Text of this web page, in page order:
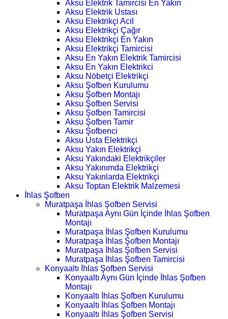
Aksu Elektrik Tamircisi En Yakın
Aksu Elektrik Ustası
Aksu Elektrikçi Acil
Aksu Elektrikçi Çağır
Aksu Elektrikçi En Yakın
Aksu Elektrikçi Tamircisi
Aksu En Yakın Elektrik Tamircisi
Aksu En Yakın Elektrikci
Aksu Nöbetçi Elektrikçi
Aksu Şofben Kurulumu
Aksu Şofben Montajı
Aksu Şofben Servisi
Aksu Şofben Tamircisi
Aksu Şofben Tamir
Aksu Şofbenci
Aksu Usta Elektrikçi
Aksu Yakın Elektrikçi
Aksu Yakındaki Elektrikçiler
Aksu Yakınımda Elektrikçi
Aksu Yakınlarda Elektrikçi
Aksu Toptan Elektrik Malzemesi
İhlas Şofben
Muratpaşa İhlas Şofben Servisi
Muratpaşa Aynı Gün İçinde İhlas Şofben
Montajı
Muratpaşa İhlas Şofben Kurulumu
Muratpaşa İhlas Şofben Montajı
Muratpaşa İhlas Şofben Servisi
Muratpaşa İhlas Şofben Tamircisi
Konyaaltı İhlas Şofben Servisi
Konyaaltı Aynı Gün İçinde İhlas Şofben
Montajı
Konyaaltı İhlas Şofben Kurulumu
Konyaaltı İhlas Şofben Montajı
Konyaaltı İhlas Şofben Servisi